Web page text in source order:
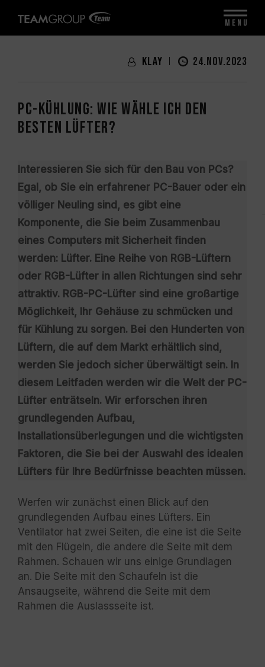
Klay 24.NOV.2023
PC-Kühlung: Wie wähle ich den
besten Lüfter?
Interessieren Sie sich für den Bau von PCs?
Egal, ob Sie ein erfahrener PC-Bauer oder ein
völliger Neuling sind, es gibt eine
Komponente, die Sie beim Zusammenbau
eines Computers mit Sicherheit finden
werden: Lüfter. Eine Reihe von RGB-Lüftern
oder RGB-Lüfter in allen Richtungen sind sehr
attraktiv. RGB-PC-Lüfter sind eine großartige
Möglichkeit, Ihr Gehäuse zu schmücken und
für Kühlung zu sorgen. Bei den Hunderten von
Lüftern, die auf dem Markt erhältlich sind,
werden Sie jedoch sicher überwältigt sein. In
diesem Leitfaden werden wir die Welt der PC-
Lüfter enträtseln. Wir erforschen ihren
grundlegenden Aufbau,
Installationsüberlegungen und die wichtigsten
Faktoren, die Sie bei der Auswahl des idealen
Lüfters für Ihre Bedürfnisse beachten müssen.
Werfen wir zunächst einen Blick auf den
grundlegenden Aufbau eines Lüfters. Ein
Ventilator hat zwei Seiten, die eine ist die Seite
mit den Flügeln, die andere die Seite mit dem
Rahmen. Schauen wir uns einige Grundlagen
an. Die Seite mit den Schaufeln ist die
Ansaugseite, während die Seite mit dem
Rahmen die Auslassseite ist.
MENU